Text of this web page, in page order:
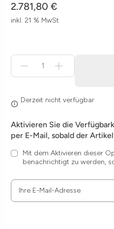
2.781,80 €
inkl. 21 % MwSt
für
Derzeit
verfügbar
Derzeit nicht verfügbar
Aktivieren Sie die
per E-Mail, sobald der
Mit dem Aktivieren dieser
benachrichtigt zu werden,
Ihre E-Mail-Adresse